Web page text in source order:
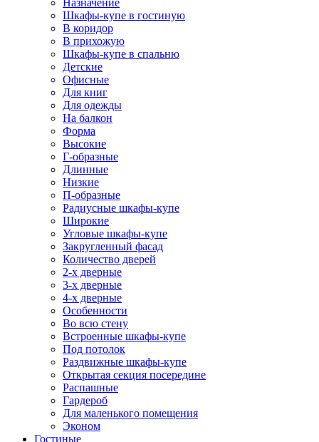
Назначение
Шкафы-купе в гостиную
В коридор
В прихожую
Шкафы-купе в спальню
Детские
Офисные
Для книг
Для одежды
На балкон
Форма
Высокие
Г-образные
Длинные
Низкие
П-образные
Радиусные шкафы-купе
Широкие
Угловые шкафы-купе
Закругленный фасад
Количество дверей
2-х дверные
3-х дверные
4-х дверные
Особенности
Во всю стену
Встроенные шкафы-купе
Под потолок
Раздвижные шкафы-купе
Открытая секция посередине
Распашные
Гардероб
Для маленького помещения
Эконом
Гостиные